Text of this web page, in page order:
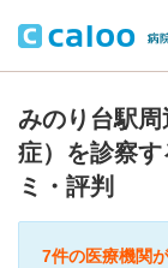
みのり台駅
症）を診察
ミ・評判
7件の医療機関